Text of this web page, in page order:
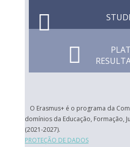
O Erasmus+ é o programa da
domínios da Educação, Formação,
(2021-2027).
PROTEÇÃO DE DADOS